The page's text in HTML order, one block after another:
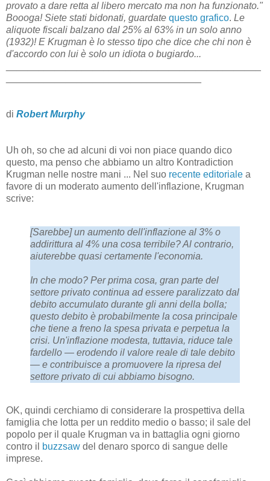
provato a dare retta al libero mercato ma non ha funzionato."
Boooga! Siete stati bidonati, guardate questo grafico. Le
aliquote fiscali balzano dal 25% al 63% in un solo anno
(1932)! E Krugman è lo stesso tipo che dice che chi non è
d'accordo con lui è solo un idiota o bugiardo...
di Robert Murphy
Uh oh, so che ad alcuni di voi non piace quando dico
questo, ma penso che abbiamo un altro Kontradiction
Krugman nelle nostre mani ... Nel suo recente editoriale a
favore di un moderato aumento dell'inflazione, Krugman
scrive:
[Sarebbe] un aumento dell'inflazione al 3% o
addirittura al 4% una cosa terribile? Al contrario,
aiuterebbe quasi certamente l'economia.
In che modo? Per prima cosa, gran parte del
settore privato continua ad essere paralizzato dal
debito accumulato durante gli anni della bolla;
questo debito è probabilmente la cosa principale
che tiene a freno la spesa privata e perpetua la
crisi. Un'inflazione modesta, tuttavia, riduce tale
fardello — erodendo il valore reale di tale debito
— e contribuisce a promuovere la ripresa del
settore privato di cui abbiamo bisogno.
OK, quindi cerchiamo di considerare la prospettiva della
famiglia che lotta per un reddito medio o basso; il sale del
popolo per il quale Krugman va in battaglia ogni giorno
contro il
buzzsaw del denaro sporco di sangue delle
imprese.